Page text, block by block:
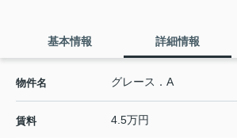
基本情報 詳細情報
物件名 グレース．A
賃料 4.5万円